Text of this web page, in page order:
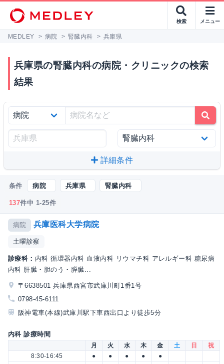
検索 メニュー
MEDLEY > 病院 > 腎臓内科 > 兵庫県
兵庫県の腎臓内科の病院・クリニックの検索
結果
詳細条件
条件 病院 兵庫県 腎臓内科
137件中 1-25件
病院 兵庫医科大学病院
土曜診察
診療科： 内科 循環器内科 血液内科 リウマチ科 アレルギー科 糖尿病
内科 肝臓・胆のう・膵臓...
〒6638501 兵庫県西宮市武庫川町1番1号
0798-45-6111
阪神電車(本線)武庫川駅下車西出口より徒歩5分
内科 診療時間
月 火 水 木 金 土 日
祝
8:30-16:45
● ● ● ●
●